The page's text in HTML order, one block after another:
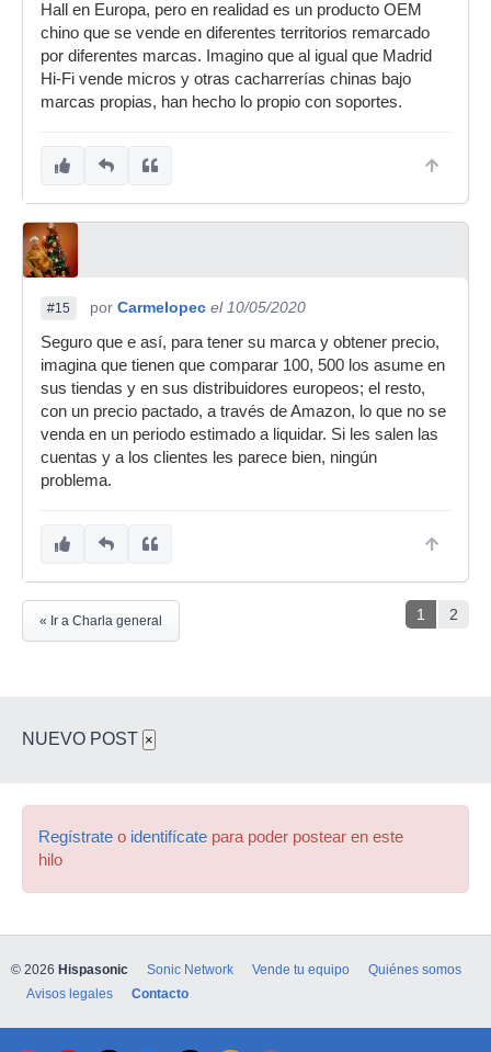
Hall en Europa, pero en realidad es un producto OEM
chino que se vende en diferentes territorios remarcado
por diferentes marcas. Imagino que al igual que Madrid
Hi-Fi vende micros y otras cacharrerías chinas bajo
marcas propias, han hecho lo propio con soportes.
#15 por Carmelopec el 10/05/2020
Seguro que e así, para tener su marca y obtener precio,
imagina que tienen que comparar 100, 500 los asume en
sus tiendas y en sus distribuidores europeos; el resto,
con un precio pactado, a través de Amazon, lo que no se
venda en un periodo estimado a liquidar. Si les salen las
cuentas y a los clientes les parece bien, ningún
problema.
1 2
« Ir a Charla general
NUEVO POST ×
Regístrate o identifícate para poder postear en este
hilo
© 2026 Hispasonic Sonic Network Vende tu equipo
Quiénes somos
Avisos legales
Contacto